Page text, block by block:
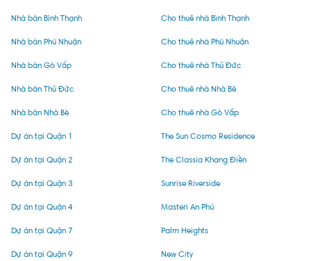
Nhà bán Bình Thạnh
Nhà bán Phú Nhuận
Nhà bán Gò Vấp
Nhà bán Thủ Đức
Nhà bán Nhà Bè
Cho thuê nhà Bình Thạnh
Cho thuê nhà Phú Nhuận
Cho thuê nhà Thủ Đức
Cho thuê nhà Nhà Bè
Cho thuê nhà Gò Vấp
Dự án tại Quận 1
Dự án tại Quận 2
Dự án tại Quận 3
Dự án tại Quận 4
Dự án tại Quận 7
Dự án tại Quận 9
The Sun Cosmo Residence
The Classia Khang Điền
Sunrise Riverside
Masteri An Phú
Palm Heights
New City